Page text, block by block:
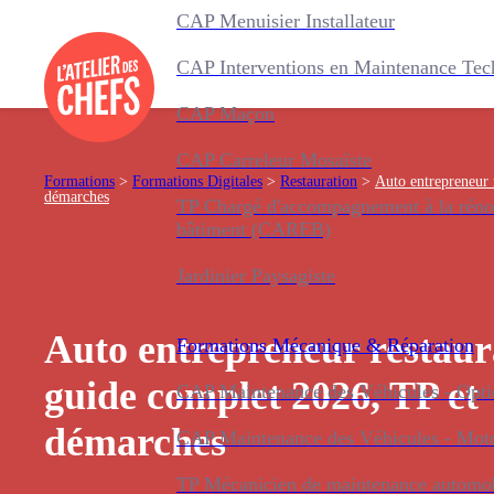
CAP Menuisier Installateur
CAP Interventions en Maintenance
CAP Maçon
CAP Carreleur Mosaïste
TP Chargé d'accompagnement à la
bâtiment (CAREB)
Jardinier Paysagiste
Formations Mécanique & Réparation
CAP Maintenance des Véhicules -
CAP Maintenance des Véhicules -
TP Mécanicien de maintenance
Formations > Formations Digitales > Restauration > Auto entrepreneur
démarches
Auto entrepreneur
guide complet 2026, TP et
démarches